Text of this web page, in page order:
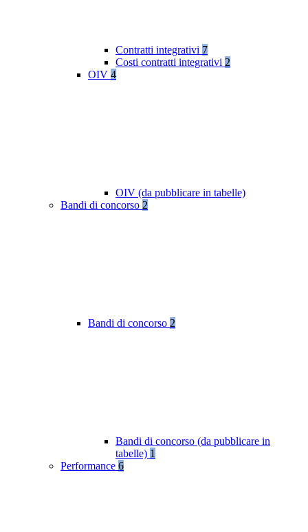
Contratti integrativi 7
Costi contratti integrativi 2
OIV 4
OIV (da pubblicare in tabelle)
Bandi di concorso 2
Bandi di concorso 2
Bandi di concorso (da pubblicare in
tabelle) 1
Performance 6